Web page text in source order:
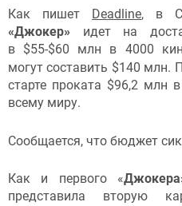
Как пишет Deadline, в
«Джокер» идет на
в $55-$60 млн в 4000
могут составить $140 млн.
старте проката $96,2
всему миру.
Сообщается, что бюджет
Как и первого «
представила вторую